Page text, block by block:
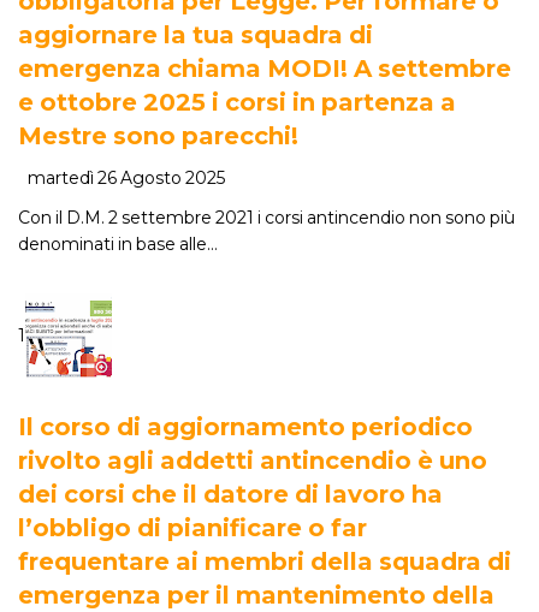
aggiornare la tua squadra di
emergenza chiama MODI! A settembre
e ottobre 2025 i corsi in partenza a
Mestre sono parecchi!
martedì 26 Agosto 2025
Con il D.M. 2 settembre 2021 i corsi antincendio non sono più
denominati in base alle…
1
Il corso di aggiornamento periodico
rivolto agli addetti antincendio è uno
dei corsi che il datore di lavoro ha
l’obbligo di pianificare o far
frequentare ai membri della squadra di
emergenza per il mantenimento della